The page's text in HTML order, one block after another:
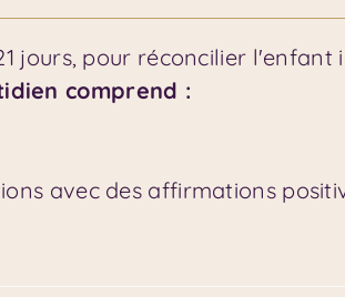
jours, pour réconcilier
comprend :
avec des affirmations